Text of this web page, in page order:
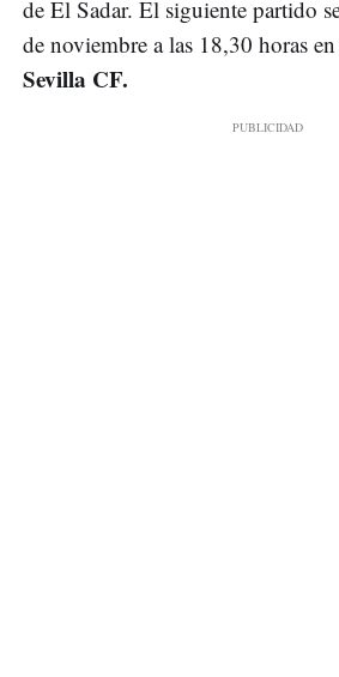
de El Sadar. El siguiente partido
de noviembre a las 18,30 horas
Sevilla CF.